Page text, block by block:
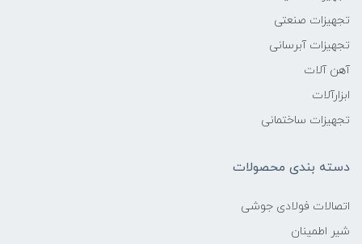
تجهیزات صنعتی
تجهیزات آبرسانی
آهن آلات
ابزارآلات
تجهیزات ساختمانی
دسته بندی محصولات
اتصالات فولادی جوشی
شیر اطمینان